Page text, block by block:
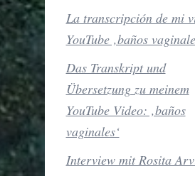
La transcripción de mi
YouTube ‚baños
Das Transkript und
Übersetzung zu meinem
YouTube Video: ‚baños
vaginales‘
Interview mit Rosita